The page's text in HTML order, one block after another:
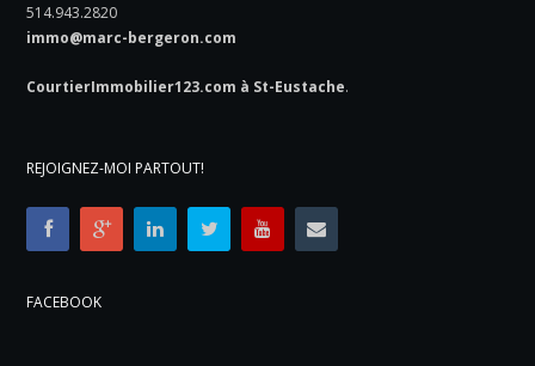
514.943.2820
immo@marc-bergeron.com
CourtierImmobilier123.com à St-Eustache.
REJOIGNEZ-MOI PARTOUT!
FACEBOOK